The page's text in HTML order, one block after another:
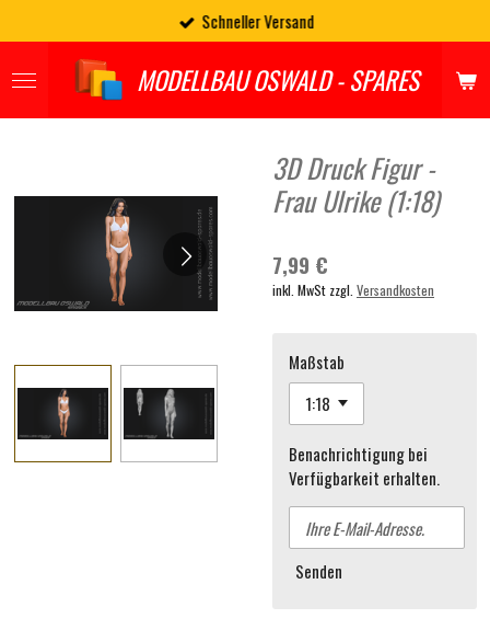
Hauptinhalt
springen
MODELLBAU OSWALD - SPARES
Schneller Versand
3D Druck Figur -
Frau Ulrike (1:18)
7,99 €
inkl. MwSt zzgl. Versandkosten
Maßstab
Benachrichtigung bei
Verfügbarkeit erhalten.
Senden